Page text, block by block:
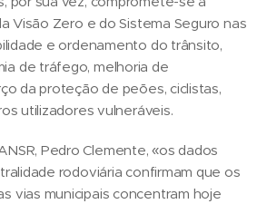
Visão Zero e do Sistema Seguro nas
e ordenamento do trânsito,
de tráfego, melhoria de
da proteção de peões, ciclistas,
utilizadores vulneráveis.
Pedro Clemente, «os dados
rodoviária confirmam que os
vias municipais concentram hoje